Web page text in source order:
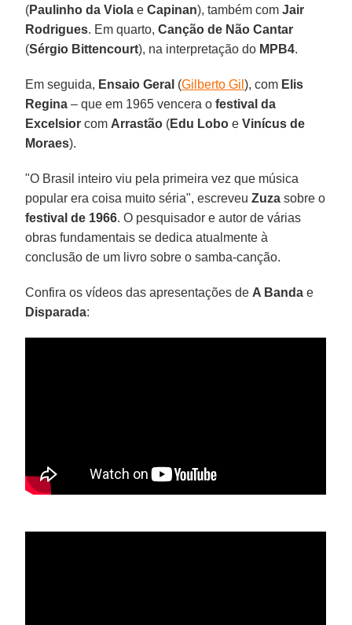
(Paulinho da Viola eCapinan), também comJair
Rodrigues. Em quarto,Canção de Não Cantar
(Sérgio Bittencourt), na interpretação do MPB4.
Em seguida, Ensaio Geral (Gilberto Gil), com Elis
Regina – que em 1965 vencera ofestival da
Excelsior com Arrastão (Edu Lobo eVinícus de
Moraes).
"O Brasil inteiro viu pela primeira vez que música
popular era coisa muito séria", escreveuZuza sobre o
festival de 1966. O pesquisador e autor de várias
obras fundamentais se dedica atualmente à
conclusão de um livro sobre o samba-canção.
Confira os vídeos das apresentações de A Banda e
Disparada: